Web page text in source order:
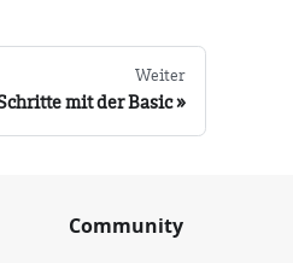
Weiter
mit der Basic
Community